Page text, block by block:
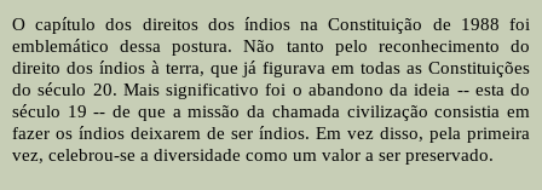
O capítulo dos direitos dos índios na Constituição de 1988 foi
emblemático dessa postura. Não tanto pelo reconhecimento do
direito dos índios à terra, que já figurava em todas as Constituições
do século 20. Mais significativo foi o abandono da ideia -- esta do
século 19 -- de que a missão da chamada civilização consistia em
fazer os índios deixarem de ser índios. Em vez disso, pela primeira
vez, celebrou-se a diversidade como um valor a ser preservado.